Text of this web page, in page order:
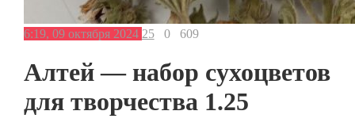
6:19, 09 октября 2024 25 0 609
Алтей — набор сухоцветов
для творчества 1.25